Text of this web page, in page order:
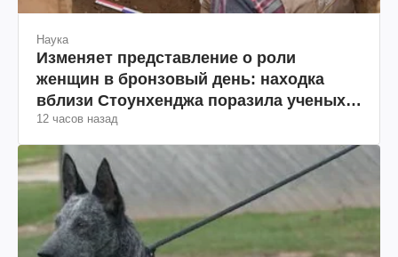
Наука
Изменяет представление о роли
женщин в бронзовый день: находка
вблизи Стоунхенджа поразила ученых
(фото)
12 часов назад